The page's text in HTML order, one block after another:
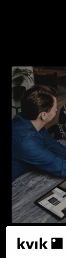
Discutez
-- et trouvez